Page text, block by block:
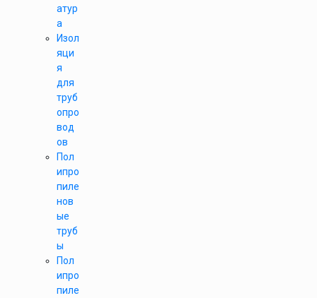
атур
а
Изол
яци
я
для
труб
опро
вод
ов
Пол
ипро
пиле
нов
ые
труб
ы
Пол
ипро
пиле